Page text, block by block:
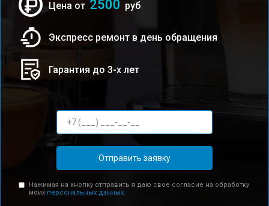
Цена от 2500 руб
Экспресс ремонт в день обращения
Гарантия до 3-х лет
Отправить заявку
Нажимая на кнопку отправить я даю свое согласие на обработку
моих персональных данных.